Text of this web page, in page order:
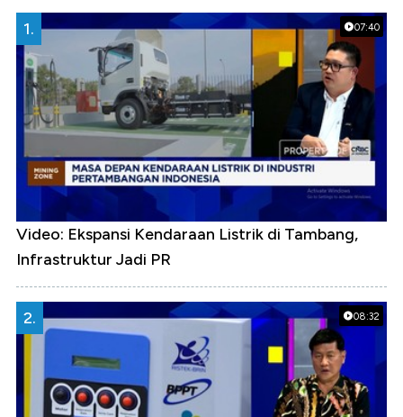
07:40
1.
Video: Ekspansi Kendaraan Listrik di Tambang,
Infrastruktur Jadi PR
08:32
2.